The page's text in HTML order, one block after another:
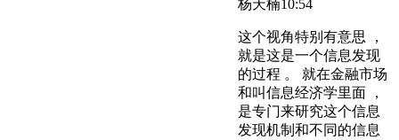
杨天楠10:54
这个视角特别有意思 ，
就是这是一个信息发现
的过程 。 就在金融市场
和叫信息经济学里面 ，
是专门来研究这个信息
发现机制和不同的信息